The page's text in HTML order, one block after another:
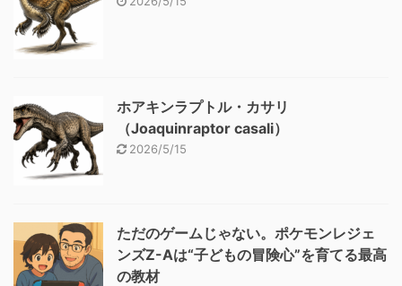
ホアキンラプトル・カサリ
（Joaquinraptor casali）
2026/5/15
ただのゲームじゃない。ポケモンレジェ
ンズZ-Aは“子どもの冒険心”を育てる最高
の教材